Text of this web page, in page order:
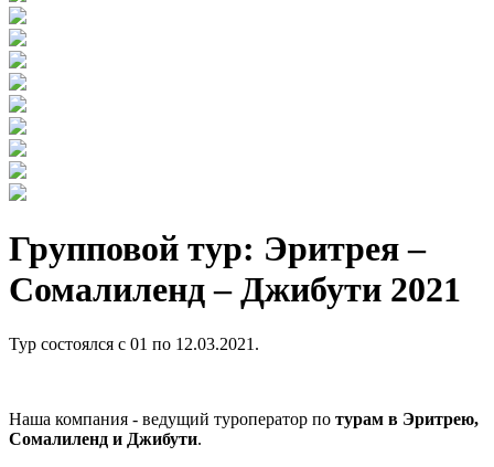
Групповой тур: Эритрея –
Cомалиленд – Джибути 2021
Тур состоялся с 01 по 12.03.2021.
Наша компания - ведущий туроператор по турам в Эритрею,
Сомалиленд и Джибути.